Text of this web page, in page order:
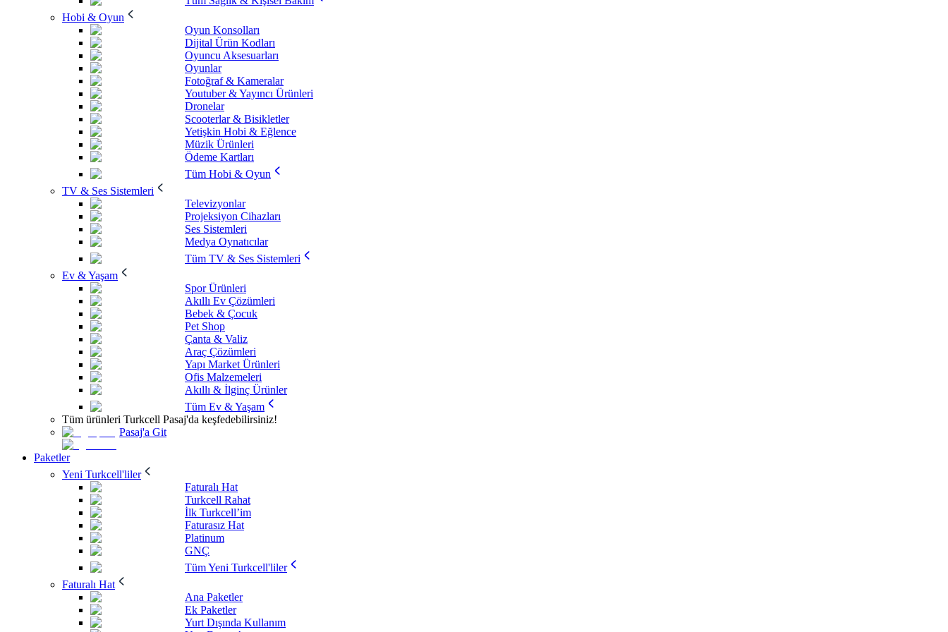
Hobi & Oyun
Oyun Konsolları
Dijital Ürün Kodları
Oyuncu Aksesuarları
Oyunlar
Fotoğraf & Kameralar
Youtuber & Yayıncı Ürünleri
Dronelar
Scooterlar & Bisikletler
Yetişkin Hobi & Eğlence
Müzik Ürünleri
Ödeme Kartları
Tüm Hobi & Oyun
TV & Ses Sistemleri
Televizyonlar
Projeksiyon Cihazları
Ses Sistemleri
Medya Oynatıcılar
Tüm TV & Ses Sistemleri
Ev & Yaşam
Spor Ürünleri
Akıllı Ev Çözümleri
Bebek & Çocuk
Pet Shop
Çanta & Valiz
Araç Çözümleri
Yapı Market Ürünleri
Ofis Malzemeleri
Akıllı & İlginç Ürünler
Tüm Ev & Yaşam
Tüm ürünleri Turkcell Pasaj'da keşfedebilirsiniz!
Pasaj'a Git
Paketler
Yeni Turkcell'liler
Faturalı Hat
Turkcell Rahat
İlk Turkcell’im
Faturasız Hat
Platinum
GNÇ
Tüm Yeni Turkcell'liler
Faturalı Hat
Ana Paketler
Ek Paketler
Yurt Dışında Kullanım